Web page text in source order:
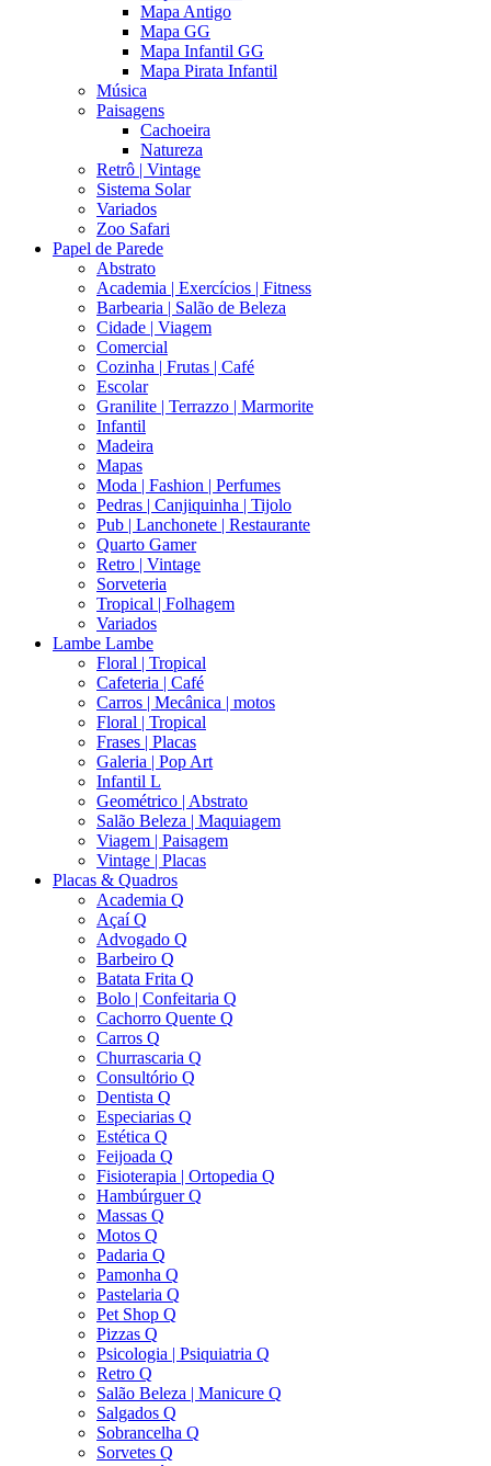
Mapa Antigo
Mapa GG
Mapa Infantil GG
Mapa Pirata Infantil
Música
Paisagens
Cachoeira
Natureza
Retrô | Vintage
Sistema Solar
Variados
Zoo Safari
Papel de Parede
Abstrato
Academia | Exercícios | Fitness
Barbearia | Salão de Beleza
Cidade | Viagem
Comercial
Cozinha | Frutas | Café
Escolar
Granilite | Terrazzo | Marmorite
Infantil
Madeira
Mapas
Moda | Fashion | Perfumes
Pedras | Canjiquinha | Tijolo
Pub | Lanchonete | Restaurante
Quarto Gamer
Retro | Vintage
Sorveteria
Tropical | Folhagem
Variados
Lambe Lambe
Floral | Tropical
Cafeteria | Café
Carros | Mecânica | motos
Floral | Tropical
Frases | Placas
Galeria | Pop Art
Infantil L
Geométrico | Abstrato
Salão Beleza | Maquiagem
Viagem | Paisagem
Vintage | Placas
Placas & Quadros
Academia Q
Açaí Q
Advogado Q
Barbeiro Q
Batata Frita Q
Bolo | Confeitaria Q
Cachorro Quente Q
Carros Q
Churrascaria Q
Consultório Q
Dentista Q
Especiarias Q
Estética Q
Feijoada Q
Fisioterapia | Ortopedia Q
Hambúrguer Q
Massas Q
Motos Q
Padaria Q
Pamonha Q
Pastelaria Q
Pet Shop Q
Pizzas Q
Psicologia | Psiquiatria Q
Retro Q
Salão Beleza | Manicure Q
Salgados Q
Sobrancelha Q
Sorvetes Q